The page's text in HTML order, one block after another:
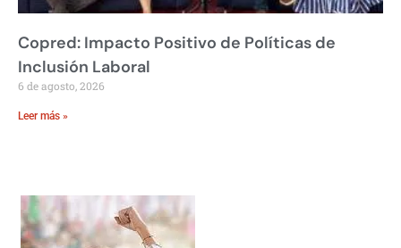
Copred: Impacto Positivo de Políticas de
Inclusión Laboral
6 de agosto, 2026
Leer más »